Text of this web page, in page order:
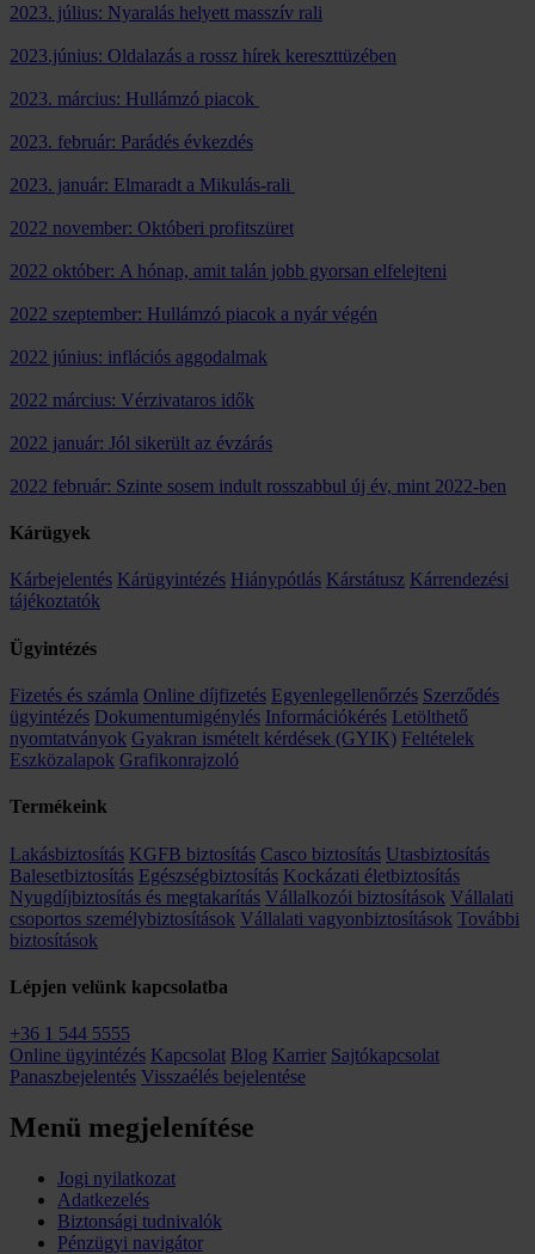
2023. július: Nyaralás helyett masszív rali
2023.június: Oldalazás a rossz hírek kereszttüzében
2023. március: Hullámzó piacok
2023. február: Parádés évkezdés
2023. január: Elmaradt a Mikulás-rali
2022 november: Októberi profitszüret
2022 október: A hónap, amit talán jobb gyorsan elfelejteni
2022 szeptember: Hullámzó piacok a nyár végén
2022 június: inflációs aggodalmak
2022 március: Vérzivataros idők
2022 január: Jól sikerült az évzárás
2022 február: Szinte sosem indult rosszabbul új év, mint 2022-ben
Kárügyek
Kárbejelentés Kárügyintézés Hiánypótlás Kárstátusz Kárrendezési
tájékoztatók
Ügyintézés
Fizetés és számla Online díjfizetés Egyenlegellenőrzés Szerződés
ügyintézés Dokumentumigénylés Információkérés Letölthető
nyomtatványok Gyakran ismételt kérdések (GYIK) Feltételek
Eszközalapok Grafikonrajzoló
Termékeink
Lakásbiztosítás KGFB biztosítás Casco biztosítás Utasbiztosítás
Balesetbiztosítás Egészségbiztosítás Kockázati életbiztosítás
Nyugdíjbiztosítás és megtakarítás Vállalkozói biztosítások Vállalati
csoportos személybiztosítások Vállalati vagyonbiztosítások További
biztosítások
Lépjen velünk kapcsolatba
+36 1 544 5555
Online ügyintézés Kapcsolat Blog Karrier Sajtókapcsolat
Panaszbejelentés Visszaélés bejelentése
Menü megjelenítése
Jogi nyilatkozat
Adatkezelés
Biztonsági tudnivalók
Pénzügyi navigátor